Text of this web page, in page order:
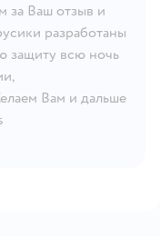
за Ваш отзыв и
разработаны
защиту всю ночь
Вам и дальше